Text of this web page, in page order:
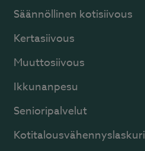
Säännöllinen kotisiivous
Kertasiivous
Muuttosiivous
Ikkunanpesu
Senioripalvelut
Kotitalousvähennyslaskuri